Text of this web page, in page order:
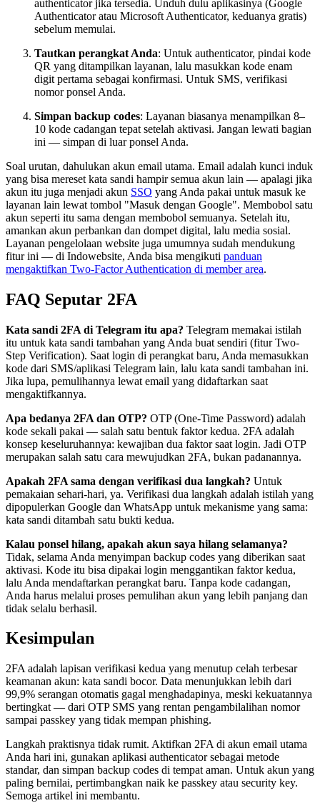
authenticator jika tersedia. Unduh dulu aplikasinya (Google
Authenticator atau Microsoft Authenticator, keduanya gratis)
sebelum memulai.
Tautkan perangkat Anda: Untuk authenticator, pindai kode
QR yang ditampilkan layanan, lalu masukkan kode enam
digit pertama sebagai konfirmasi. Untuk SMS, verifikasi
nomor ponsel Anda.
Simpan backup codes: Layanan biasanya menampilkan 8–
10 kode cadangan tepat setelah aktivasi. Jangan lewati bagian
ini — simpan di luar ponsel Anda.
Soal urutan, dahulukan akun email utama. Email adalah kunci induk
yang bisa mereset kata sandi hampir semua akun lain — apalagi jika
akun itu juga menjadi akun SSO yang Anda pakai untuk masuk ke
layanan lain lewat tombol "Masuk dengan Google". Membobol satu
akun seperti itu sama dengan membobol semuanya. Setelah itu,
amankan akun perbankan dan dompet digital, lalu media sosial.
Layanan pengelolaan website juga umumnya sudah mendukung
fitur ini — di Indowebsite, Anda bisa mengikuti panduan
mengaktifkan Two-Factor Authentication di member area.
FAQ Seputar 2FA
Kata sandi 2FA di Telegram itu apa? Telegram memakai istilah
itu untuk kata sandi tambahan yang Anda buat sendiri (fitur Two-
Step Verification). Saat login di perangkat baru, Anda memasukkan
kode dari SMS/aplikasi Telegram lain, lalu kata sandi tambahan ini.
Jika lupa, pemulihannya lewat email yang didaftarkan saat
mengaktifkannya.
Apa bedanya 2FA dan OTP? OTP (One-Time Password) adalah
kode sekali pakai — salah satu bentuk faktor kedua. 2FA adalah
konsep keseluruhannya: kewajiban dua faktor saat login. Jadi OTP
merupakan salah satu cara mewujudkan 2FA, bukan padanannya.
Apakah 2FA sama dengan verifikasi dua langkah? Untuk
pemakaian sehari-hari, ya. Verifikasi dua langkah adalah istilah yang
dipopulerkan Google dan WhatsApp untuk mekanisme yang sama:
kata sandi ditambah satu bukti kedua.
Kalau ponsel hilang, apakah akun saya hilang selamanya?
Tidak, selama Anda menyimpan backup codes yang diberikan saat
aktivasi. Kode itu bisa dipakai login menggantikan faktor kedua,
lalu Anda mendaftarkan perangkat baru. Tanpa kode cadangan,
Anda harus melalui proses pemulihan akun yang lebih panjang dan
tidak selalu berhasil.
Kesimpulan
2FA adalah lapisan verifikasi kedua yang menutup celah terbesar
keamanan akun: kata sandi bocor. Data menunjukkan lebih dari
99,9% serangan otomatis gagal menghadapinya, meski kekuatannya
bertingkat — dari OTP SMS yang rentan pengambilalihan nomor
sampai passkey yang tidak mempan phishing.
Langkah praktisnya tidak rumit. Aktifkan 2FA di akun email utama
Anda hari ini, gunakan aplikasi authenticator sebagai metode
standar, dan simpan backup codes di tempat aman. Untuk akun yang
paling bernilai, pertimbangkan naik ke passkey atau security key.
Semoga artikel ini membantu.